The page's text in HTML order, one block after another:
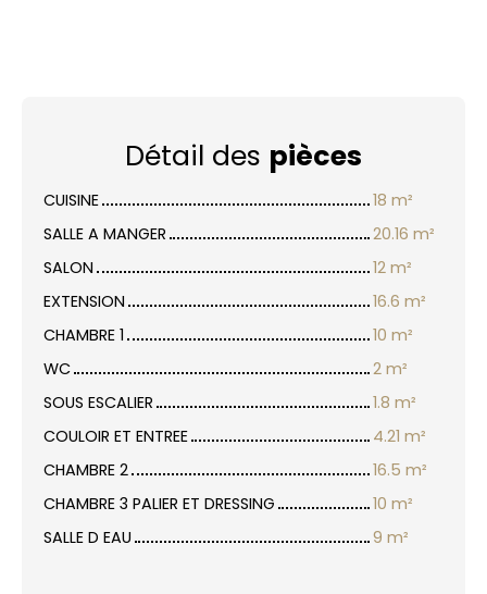
Détail des pièces
CUISINE
18 m²
SALLE A MANGER
20.16 m²
SALON
12 m²
EXTENSION
16.6 m²
CHAMBRE 1
10 m²
WC
2 m²
SOUS ESCALIER
1.8 m²
COULOIR ET ENTREE
4.21 m²
CHAMBRE 2
16.5 m²
CHAMBRE 3 PALIER ET DRESSING
10 m²
SALLE D EAU
9 m²